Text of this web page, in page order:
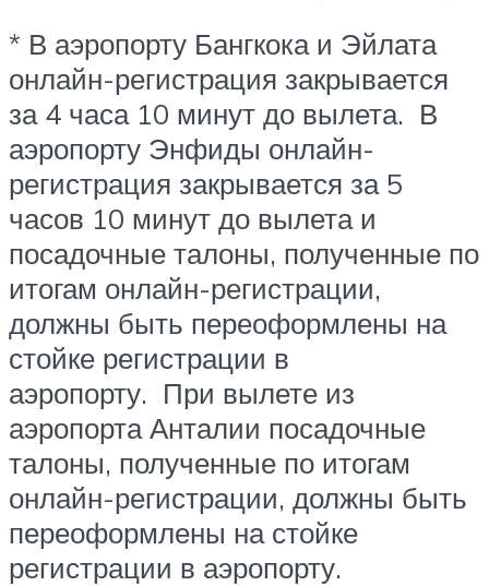
* В аэропорту Бангкока и Эйлата
онлайн-регистрация закрывается
за 4 часа 10 минут до вылета. В
аэропорту Энфиды онлайн-
регистрация закрывается за 5
часов 10 минут до вылета и
посадочные талоны, полученные по
итогам онлайн-регистрации,
должны быть переоформлены на
стойке регистрации в
аэропорту. При вылете из
аэропорта Анталии посадочные
талоны, полученные по итогам
онлайн-регистрации, должны быть
переоформлены на стойке
регистрации в аэропорту.